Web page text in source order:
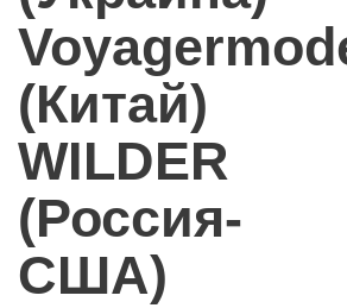
(Китай)
WILDER
(Россия-
США)